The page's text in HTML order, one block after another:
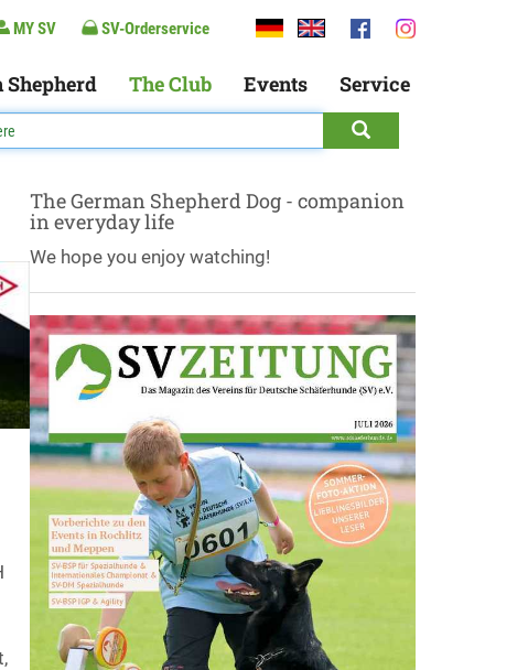
MY SV SV-Orderservice
Shepherd The Club Events Service
The German Shepherd Dog - companion
in everyday life
We hope you enjoy watching!